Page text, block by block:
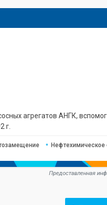
агрегатов АНГК,
г.
Нефтехимическое
Предоставленная